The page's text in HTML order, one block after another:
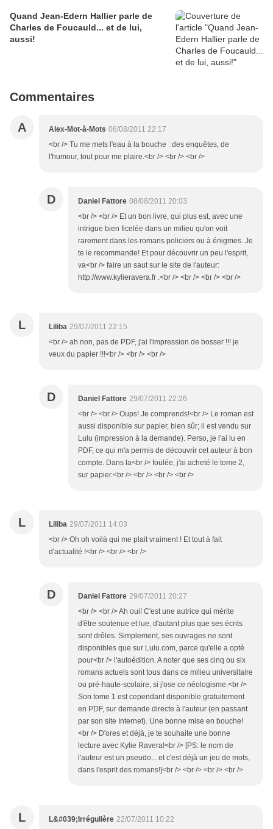
Quand Jean-Edern Hallier parle de
Charles de Foucauld... et de lui,
aussi!
Commentaires
A Alex-Mot-à-Mots 06/08/2011 22:17
<br /> Tu me mets l'eau à la bouche : des enquêtes, de
l'humour, tout pour me plaire.<br /> <br /> <br />
D Daniel Fattore 08/08/2011 20:03
<br /> <br /> Et un bon livre, qui plus est, avec une
intrigue bien ficelée dans un milieu qu'on voit
rarement dans les romans policiers ou à énigmes. Je
te le recommande! Et pour découvrir un peu l'esprit,
va<br /> faire un saut sur le site de l'auteur:
http://www.kylieravera.fr .<br /> <br /> <br /> <br />
L Liliba 29/07/2011 22:15
<br /> ah non, pas de PDF, j'ai l'impression de bosser !!! je
veux du papier !!!<br /> <br /> <br />
D Daniel Fattore 29/07/2011 22:26
<br /> <br /> Oups! Je comprends!<br /> Le roman est
aussi disponible sur papier, bien sûr; il est vendu sur
Lulu (impression à la demande). Perso, je l'ai lu en
PDF, ce qui m'a permis de découvrir cet auteur à bon
compte. Dans la<br /> foulée, j'ai acheté le tome 2,
sur papier.<br /> <br /> <br /> <br />
L Liliba 29/07/2011 14:03
<br /> Oh oh voilà qui me plait vraiment ! Et tout à fait
d'actualité !<br /> <br /> <br />
D Daniel Fattore 29/07/2011 20:27
<br /> <br /> Ah oui! C'est une autrice qui mérite
d'être soutenue et lue, d'autant plus que ses écrits
sont drôles. Simplement, ses ouvrages ne sont
disponibles que sur Lulu.com, parce qu'elle a opté
pour<br /> l'autoédition. A noter que ses cinq ou six
romans actuels sont tous dans ce milieu universitaire
ou pré-haute-scolaire, si j'ose ce néologisme.<br />
Son tome 1 est cependant disponible gratuitement
en PDF, sur demande directe à l'auteur (en passant
par son site Internet). Une bonne mise en bouche!
<br /> D'ores et déjà, je te souhaite une bonne
lecture avec Kylie Ravera!<br /> [PS: le nom de
l'auteur est un pseudo... et c'est déjà un jeu de mots,
dans l'esprit des romans!]<br /> <br /> <br /> <br />
L L&#039;Irrégulière 22/07/2011 10:22